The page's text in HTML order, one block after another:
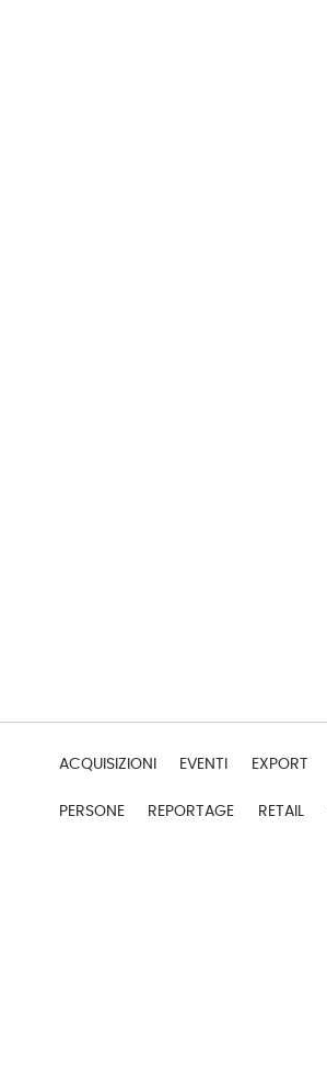
ACQUISIZIONI EVENTI EXPORT
PERSONE REPORTAGE RETAIL